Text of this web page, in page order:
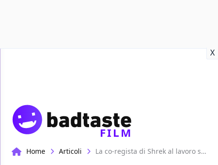
X
FILM
Home Articoli La co-regista di Shrek al lavoro su Spellbound, ecco i primi dettagli sulla trama e la data d'uscita